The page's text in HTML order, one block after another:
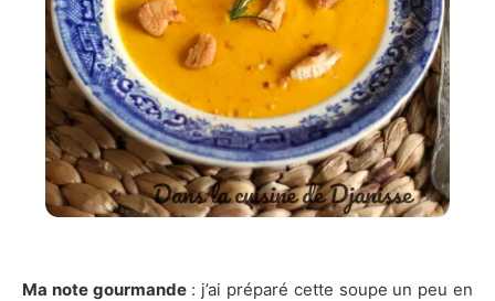
Ma note gourmande: j’ai préparé cette soupe un peu en